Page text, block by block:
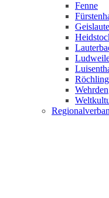
Fenne
Wehrden